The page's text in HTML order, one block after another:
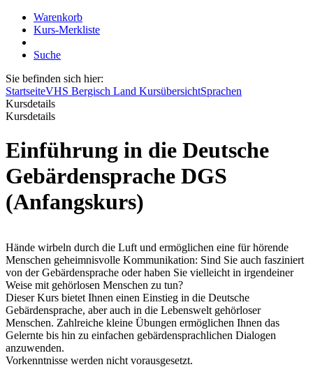
Warenkorb
Kurs-Merkliste
Suche
Sie befinden sich hier:
StartseiteVHS Bergisch Land KursübersichtSprachen
Kursdetails
Kursdetails
Einführung in die Deutsche
Gebärdensprache DGS
(Anfangskurs)
Hände wirbeln durch die Luft und ermöglichen eine für hörende
Menschen geheimnisvolle Kommunikation: Sind Sie auch fasziniert
von der Gebärdensprache oder haben Sie vielleicht in irgendeiner
Weise mit gehörlosen Menschen zu tun?
Dieser Kurs bietet Ihnen einen Einstieg in die Deutsche
Gebärdensprache, aber auch in die Lebenswelt gehörloser
Menschen. Zahlreiche kleine Übungen ermöglichen Ihnen das
Gelernte bis hin zu einfachen gebärdensprachlichen Dialogen
anzuwenden.
Vorkenntnisse werden nicht vorausgesetzt.